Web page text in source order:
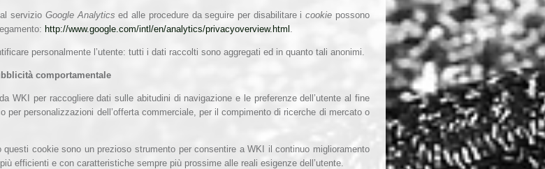
servizio Google Analytics ed alle procedure da seguire per disabilitare icookie possono
http://www.google.com/intl/en/analytics/privacyoverview.html
personalmente l’utente: tutti i dati raccolti sono aggregati ed in quanto tali anonimi.
comportamentale
WKI per raccogliere dati sulle abitudini di navigazione e le preferenze dell’utente al fine
per personalizzazioni dell’offerta commerciale, per il compimento di ricerche di mercato o
questi cookie sono un prezioso strumento per consentire a WKI il continuo miglioramento
efficienti e con caratteristiche sempre più prossime alle reali esigenze dell’utente.